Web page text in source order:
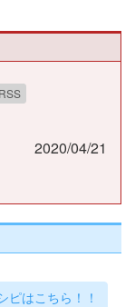
2020/04/21
はこちら！！